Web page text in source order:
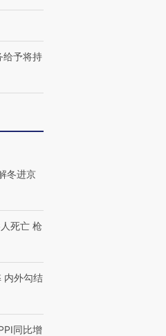
给予将持
冬进京
死亡 枪
内外勾结
同比增